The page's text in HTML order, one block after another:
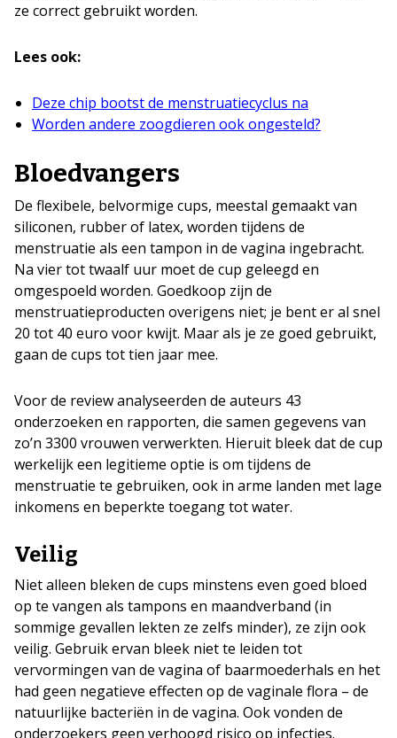
ze correct gebruikt worden.
Lees ook:
Deze chip bootst de menstruatiecyclus na
Worden andere zoogdieren ook ongesteld?
Bloedvangers
De flexibele, belvormige cups, meestal gemaakt van
siliconen, rubber of latex, worden tijdens de
menstruatie als een tampon in de vagina ingebracht.
Na vier tot twaalf uur moet de cup geleegd en
omgespoeld worden. Goedkoop zijn de
menstruatieproducten overigens niet; je bent er al snel
20 tot 40 euro voor kwijt. Maar als je ze goed gebruikt,
gaan de cups tot tien jaar mee.
Voor de review analyseerden de auteurs 43
onderzoeken en rapporten, die samen gegevens van
zo’n 3300 vrouwen verwerkten. Hieruit bleek dat de cup
werkelijk een legitieme optie is om tijdens de
menstruatie te gebruiken, ook in arme landen met lage
inkomens en beperkte toegang tot water.
Veilig
Niet alleen bleken de cups minstens even goed bloed
op te vangen als tampons en maandverband (in
sommige gevallen lekten ze zelfs minder), ze zijn ook
veilig. Gebruik ervan bleek niet te leiden tot
vervormingen van de vagina of baarmoederhals en het
had geen negatieve effecten op de vaginale flora – de
natuurlijke bacteriën in de vagina. Ook vonden de
onderzoekers geen verhoogd risico op infecties.